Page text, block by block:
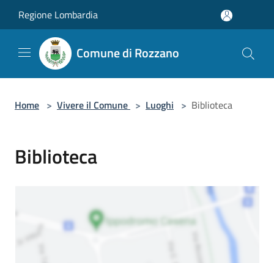
Regione Lombardia
Comune di Rozzano
Home > Vivere il Comune > Luoghi > Biblioteca
Biblioteca